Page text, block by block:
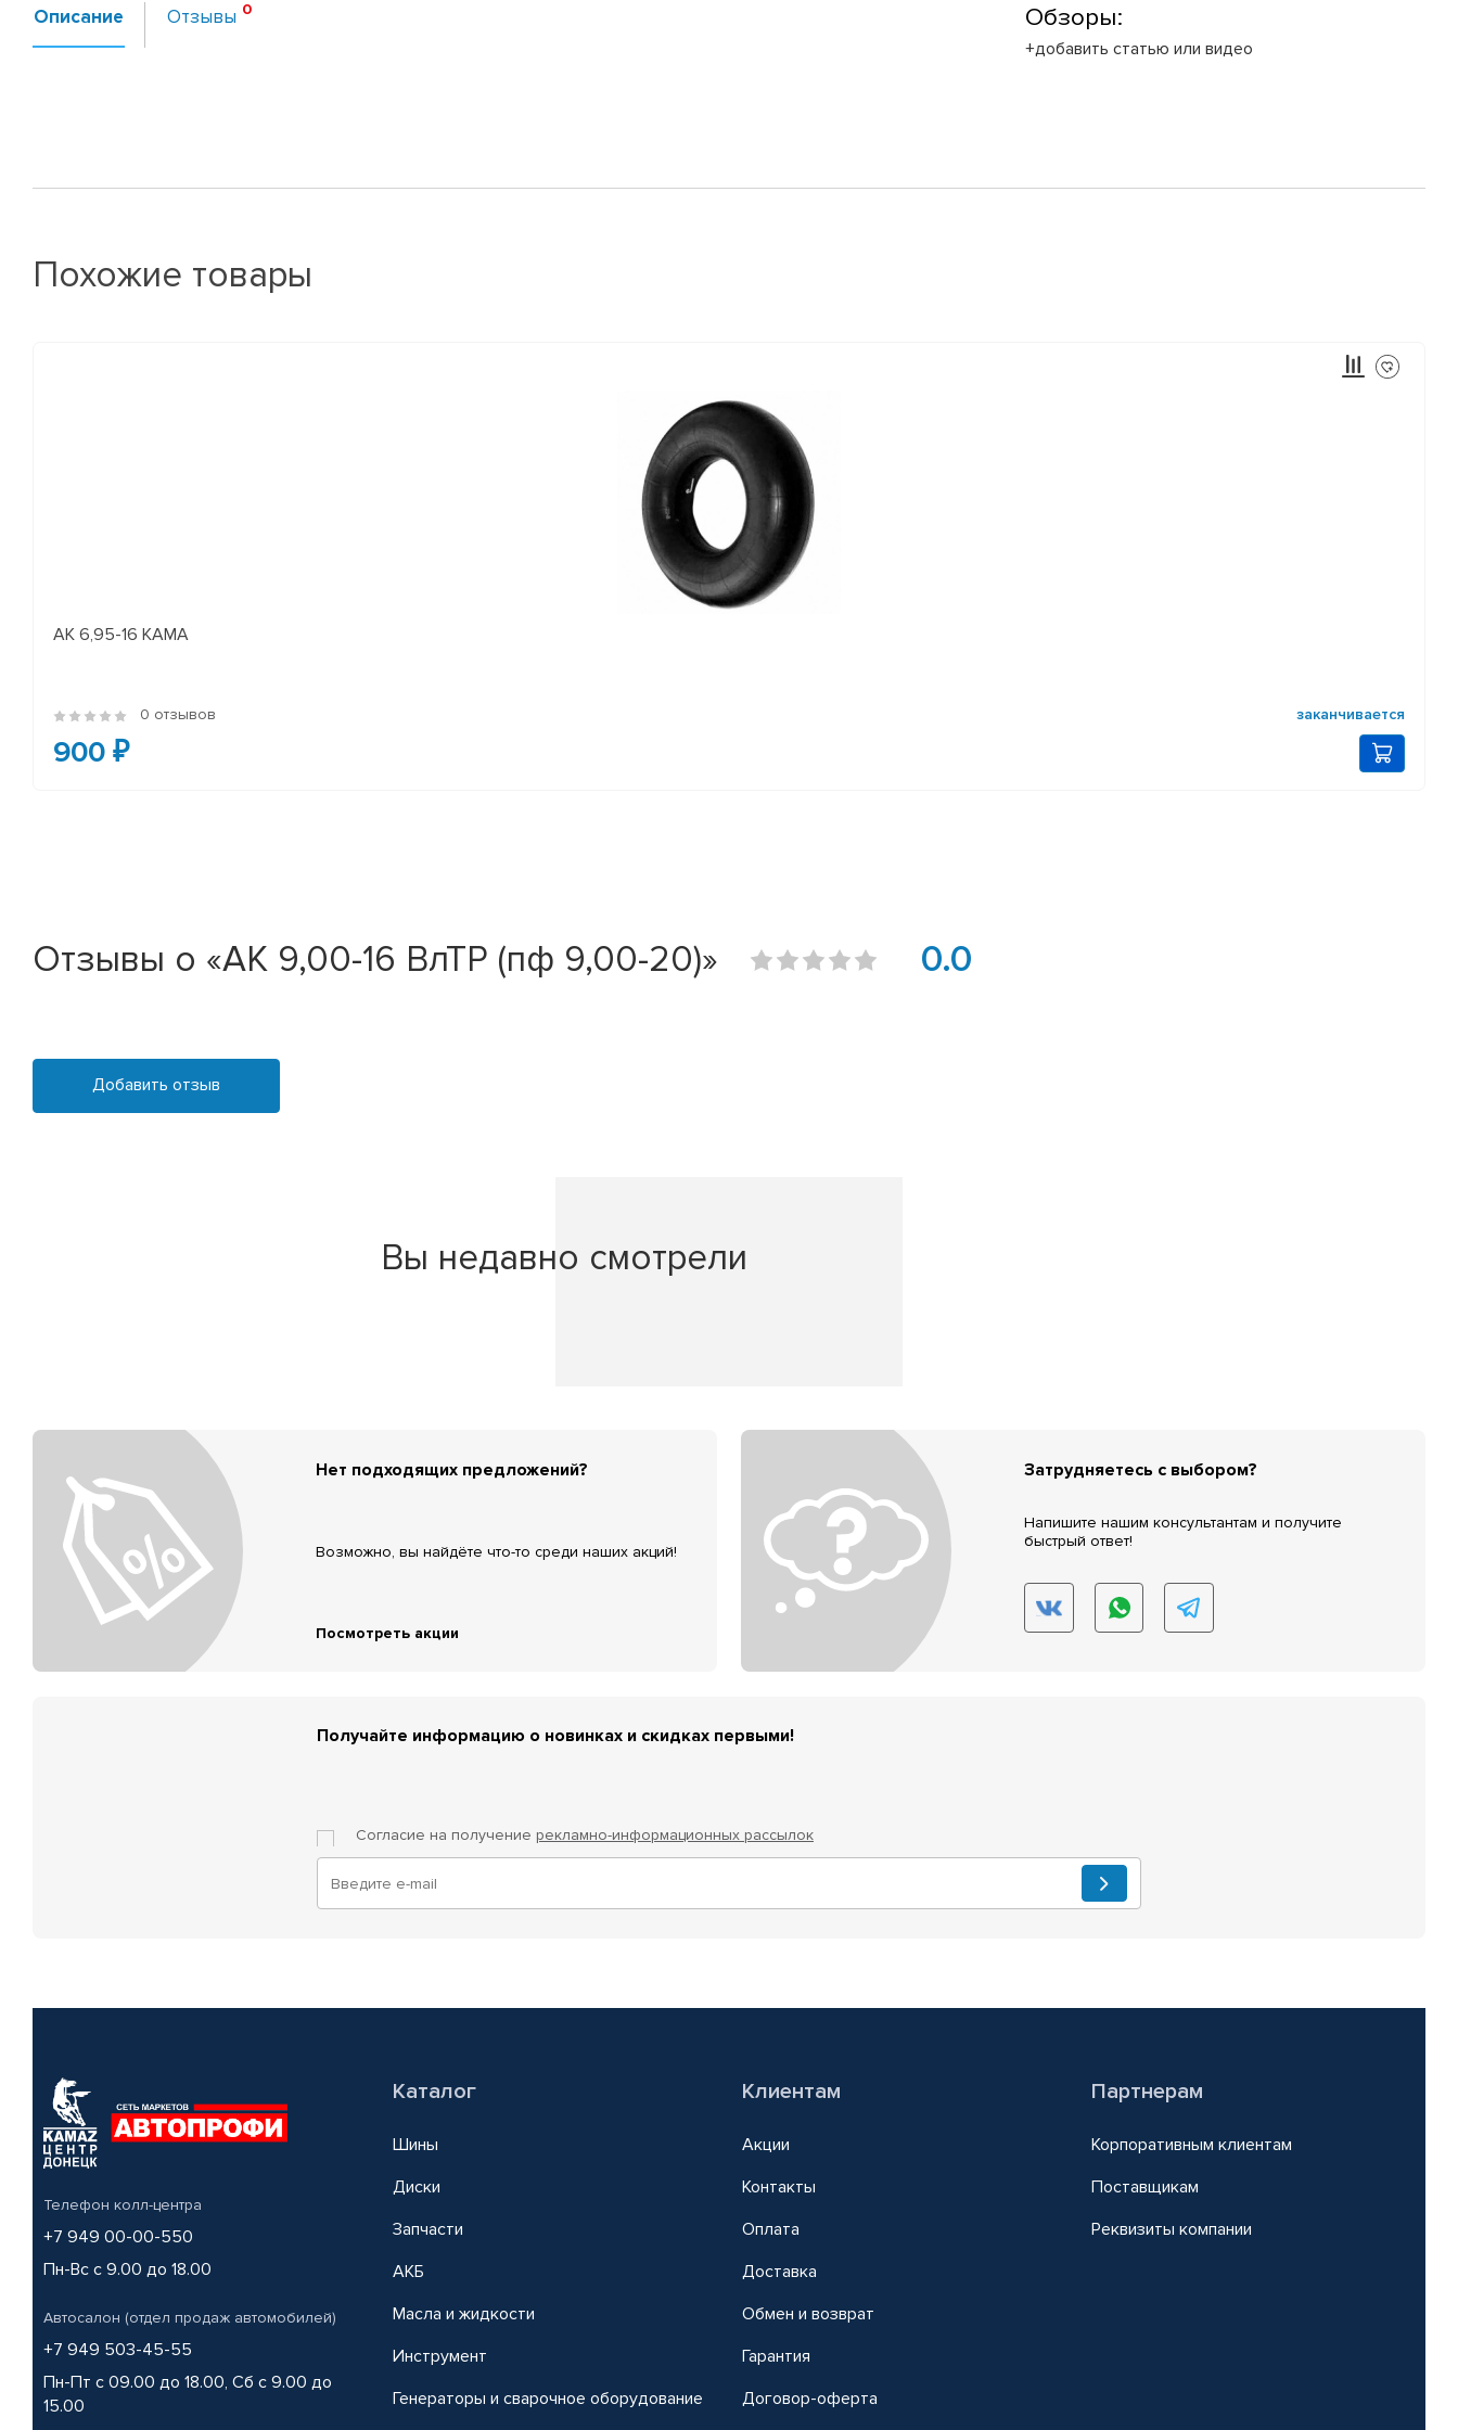
Описание Отзывы Обзоры:
+добавить статью или видео
Похожие товары
АК 6,95-16 КАМА
0 отзывов заканчивается
900 ₽
Отзывы о «АК 9,00-16 ВлТР (пф 9,00-20)» 0.0
Добавить отзыв
Вы недавно смотрели
Нет подходящих предложений?
Возможно, вы найдёте что-то среди наших акций!
Посмотреть акции
Затрудняетесь с выбором?
Напишите нашим консультантам и получите
быстрый ответ!
Получайте информацию о новинках и скидках первыми!
Согласие на получение рекламно-информационных рассылок
Телефон колл-центра
+7 949 00-00-550
Пн-Вс с 9.00 до 18.00
Автосалон (отдел продаж автомобилей)
+7 949 503-45-55
Пн-Пт с 09.00 до 18.00, Сб с 9.00 до
15.00
Каталог
Шины
Диски
Запчасти
АКБ
Масла и жидкости
Инструмент
Генераторы и сварочное оборудование
Клиентам
Акции
Контакты
Оплата
Доставка
Обмен и возврат
Гарантия
Договор-оферта
Партнерам
Корпоративным клиентам
Поставщикам
Реквизиты компании